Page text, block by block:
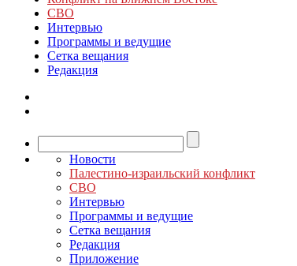
СВО
Интервью
Программы и ведущие
Сетка вещания
Редакция
Новости
Палестино-израильский конфликт
СВО
Интервью
Программы и ведущие
Сетка вещания
Редакция
Приложение